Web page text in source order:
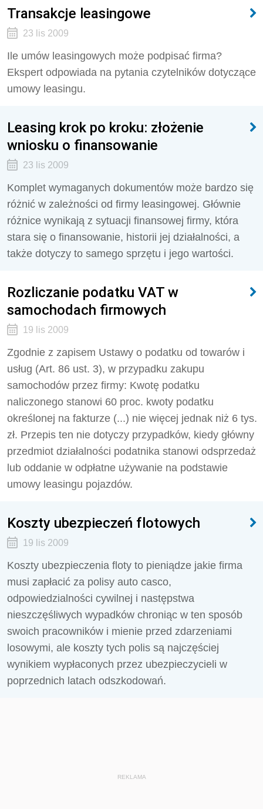
Transakcje leasingowe
23 lis 2009
Ile umów leasingowych może podpisać firma?
Ekspert odpowiada na pytania czytelników dotyczące
umowy leasingu.
Leasing krok po kroku: złożenie
wniosku o finansowanie
23 lis 2009
Komplet wymaganych dokumentów może bardzo się
różnić w zależności od firmy leasingowej. Głównie
różnice wynikają z sytuacji finansowej firmy, która
stara się o finansowanie, historii jej działalności, a
także dotyczy to samego sprzętu i jego wartości.
Rozliczanie podatku VAT w
samochodach firmowych
19 lis 2009
Zgodnie z zapisem Ustawy o podatku od towarów i
usług (Art. 86 ust. 3), w przypadku zakupu
samochodów przez firmy: Kwotę podatku
naliczonego stanowi 60 proc. kwoty podatku
określonej na fakturze (...) nie więcej jednak niż 6 tys.
zł. Przepis ten nie dotyczy przypadków, kiedy główny
przedmiot działalności podatnika stanowi odsprzedaż
lub oddanie w odpłatne używanie na podstawie
umowy leasingu pojazdów.
Koszty ubezpieczeń flotowych
19 lis 2009
Koszty ubezpieczenia floty to pieniądze jakie firma
musi zapłacić za polisy auto casco,
odpowiedzialności cywilnej i następstwa
nieszczęśliwych wypadków chroniąc w ten sposób
swoich pracowników i mienie przed zdarzeniami
losowymi, ale koszty tych polis są najczęściej
wynikiem wypłaconych przez ubezpieczycieli w
poprzednich latach odszkodowań.
REKLAMA